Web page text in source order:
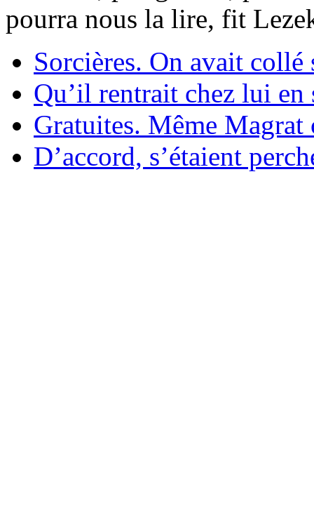
pourra nous la lire, fit
Sorcières. On avait collé
Qu’il rentrait chez lui en
Gratuites. Même Magrat
D’accord, s’étaient